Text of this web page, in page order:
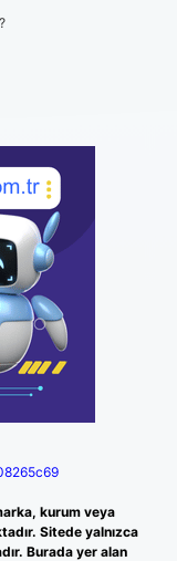
kurum veya
Sitede yalnızca
Burada yer alan